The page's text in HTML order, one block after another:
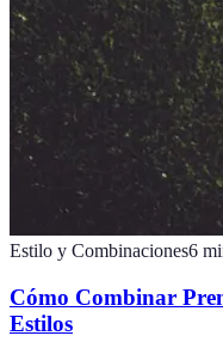
Estilo y Combinaciones6
Cómo Combinar
Estilos